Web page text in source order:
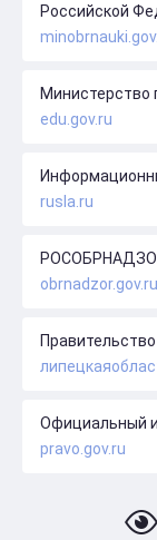
Российской
Министерство
edu.gov.ru
rusla.ru
obrnadzor.gov.ru
Официальный
pravo.gov.ru